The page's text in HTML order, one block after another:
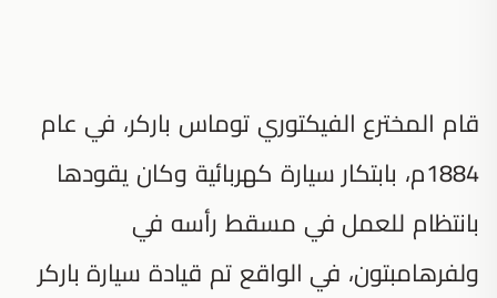
قام المخترع الفيكتوري توماس باركر، في عام
1884م، بابتكار سيارة كهربائية وكان يقودها
بانتظام للعمل في مسقط رأسه في
ولفرهامبتون، في الواقع تم قيادة سيارة باركر